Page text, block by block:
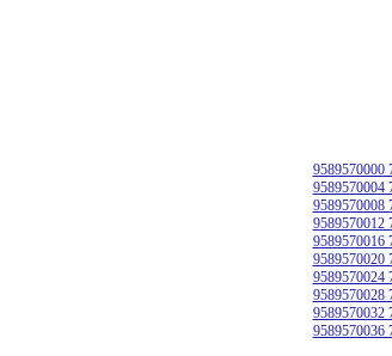
9589570000
9589570004
9589570008
9589570012
9589570016
9589570020
9589570024
9589570028
9589570032
9589570036